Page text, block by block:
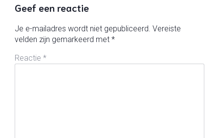
Geef een reactie
Je e-mailadres wordt niet gepubliceerd. Vereiste
velden zijn gemarkeerd met *
Reactie *